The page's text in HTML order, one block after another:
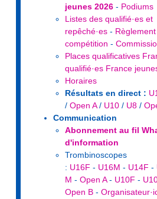
jeunes 2026 - Podiums
Listes des qualifié·es et
repêché·es -
compétition -
Places qualificatives
qualifié·es France
Horaires
Résultats en direct :
/ Open A/ U10 / U8 /
Communication
Abonnement au fil
d'information
Trombinoscopes
: U16F - U16M - U14F -
M - Open A- U10F -
Open B -